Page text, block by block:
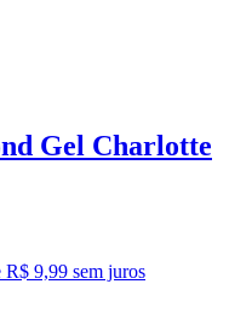
Gel Charlotte
R$ 9,99 sem juros